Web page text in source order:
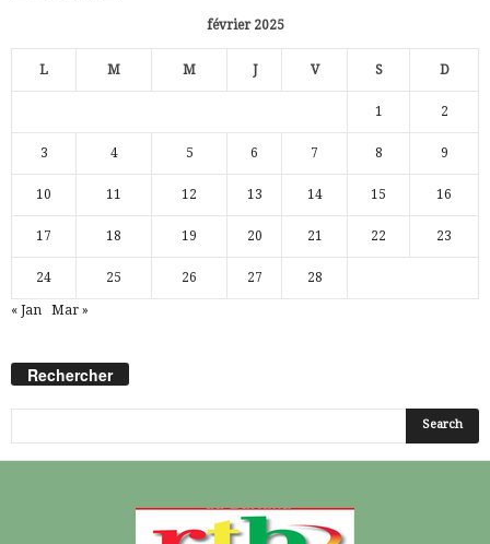
février 2025
L M M J V S D
1 2
3 4 5 6 7 8 9
10 11 12 13 14 15 16
17 18 19 20 21 22 23
24 25 26 27 28
« Jan Mar »
Rechercher